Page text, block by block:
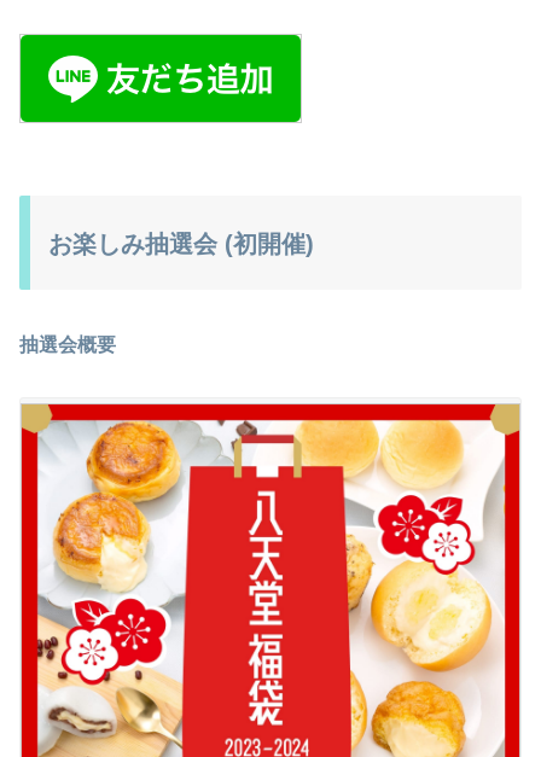
お楽しみ抽選会 (初開催)
抽選会概要